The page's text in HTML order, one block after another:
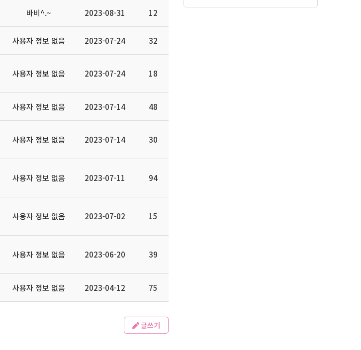
바비^.~ 2023-08-31 12
사용자 정보 없음 2023-07-24 32
사용자 정보 없음 2023-07-24 18
사용자 정보 없음 2023-07-14 48
사용자 정보 없음 2023-07-14 30
사용자 정보 없음 2023-07-11 94
사용자 정보 없음 2023-07-02 15
사용자 정보 없음 2023-06-20 39
사용자 정보 없음 2023-04-12 75
글쓰기